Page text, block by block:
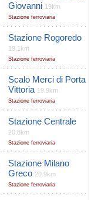
Giovanni 19km
Stazione ferroviaria
Stazione Rogoredo
19.1km
Stazione ferroviaria
Scalo Merci di Porta
Vittoria 19.9km
Stazione ferroviaria
Stazione Centrale
20.8km
Stazione ferroviaria
Stazione Milano
Greco 20.9km
Stazione ferroviaria